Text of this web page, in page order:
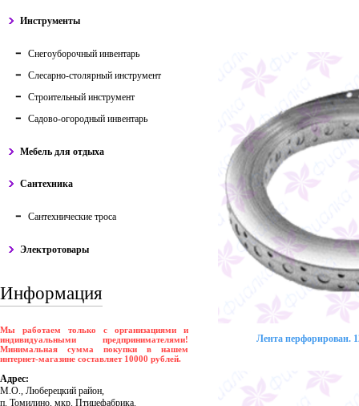
Инструменты
Снегоуборочный инвентарь
Слесарно-столярный инструмент
Строительный инструмент
Садово-огородный инвентарь
Мебель для отдыха
Сантехника
Сантехнические троса
Электротовары
Информация
Мы работаем только с организациями и
индивидуальными предпринимателями!
Минимальная сумма покупки в нашем
интернет-магазине составляет 10000 рублей.
Адрес:
М.О., Люберецкий район,
п. Томилино, мкр. Птицефабрика.
Лента перфорирован.